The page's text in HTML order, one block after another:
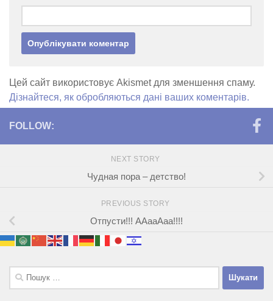
Цей сайт використовує Akismet для зменшення спаму.
Дізнайтеся, як обробляються дані ваших коментарів.
FOLLOW:
NEXT STORY
Чудная пора – детство!
PREVIOUS STORY
Отпусти!!! ААааАаа!!!!
Пошук: